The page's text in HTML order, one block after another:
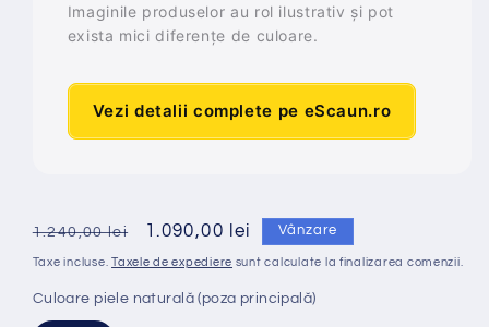
Imaginile produselor au rol ilustrativ și pot
exista mici diferențe de culoare.
Vezi detalii complete pe eScaun.ro
Preț
obișnuit
1.240,00 lei
Preț
redus
1.090,00 lei Vânzare
Taxe incluse.Taxele de expediere sunt calculate la finalizarea comenzii.
Culoare piele naturală (poza principală)